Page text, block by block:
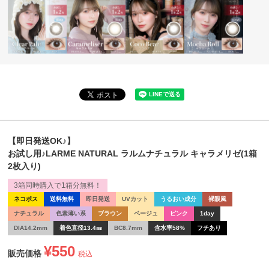
【即日発送OK♪】
お試し用♪LARME NATURAL ラルムナチュラル キャラメリゼ(1箱
2枚入り)
ネコポス 送料無料 即日発送 UVカット うるおい成分 裸眼風
ナチュラル 色素薄い系 ブラウン ベージュ ピンク 1day
DIA14.2mm 着色直径13.4㎜ BC8.7mm 含水率58% フチあり
3箱同時購入で1箱分無料！
販売価格 ¥550 税込